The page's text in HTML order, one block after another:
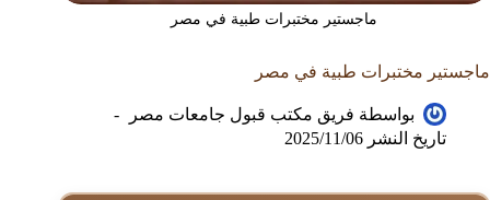
ماجستير مختبرات طبية في مصر
ماجستير مختبرات طبية في مصر
بواسطة فريق مكتب قبول جامعات مصر
تاريخ النشر 2025/11/06